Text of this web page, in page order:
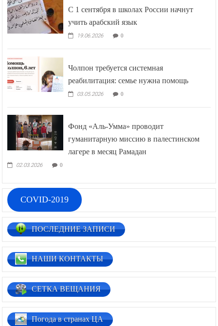
С 1 сентября в школах России начнут
учить арабский язык
19.06.2026 0
Чолпон требуется системная
реабилитация: семье нужна помощь
03.05.2026 0
Фонд «Аль-Умма» проводит
гуманитарную миссию в палестинском
лагере в месяц Рамадан
02.03.2026 0
COVID-2019
ПОСЛЕДНИЕ ЗАПИСИ
НАШИ КОНТАКТЫ
СЕТКА ВЕЩАНИЯ
Погода в странах ЦА